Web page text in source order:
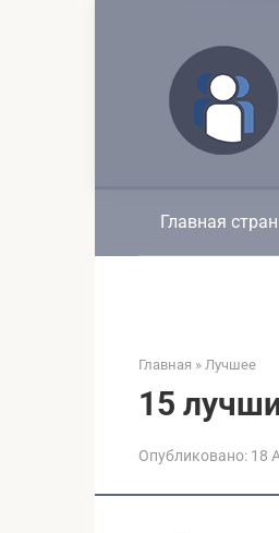
Главная
Главная » Лучшее
15
Опубликовано: 18